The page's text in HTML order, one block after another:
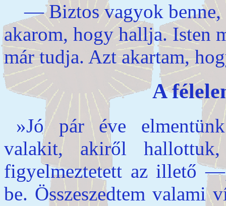
— Biztos vagyok benne,
akarom, hogy hallja. Isten
már tudja. Azt akartam,
A
»Jó pár éve
valakit, akiről
figyelmeztetett az illető
be. Összeszedtem valami